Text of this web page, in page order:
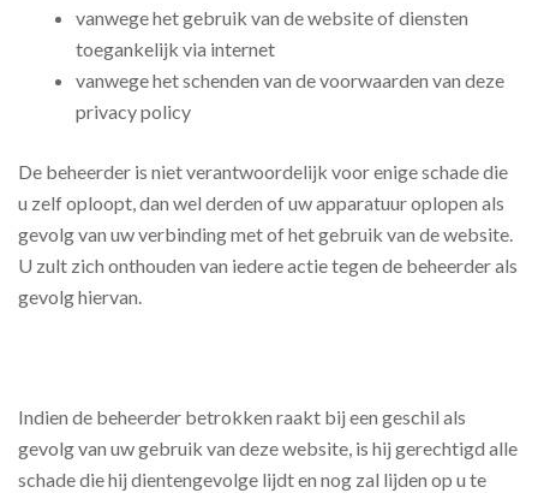
vanwege het gebruik van de website of diensten
toegankelijk via internet
vanwege het schenden van de voorwaarden van deze
privacy policy
De beheerder is niet verantwoordelijk voor enige schade die
u zelf oploopt, dan wel derden of uw apparatuur oplopen als
gevolg van uw verbinding met of het gebruik van de website.
U zult zich onthouden van iedere actie tegen de beheerder als
gevolg hiervan.
Indien de beheerder betrokken raakt bij een geschil als
gevolg van uw gebruik van deze website, is hij gerechtigd alle
schade die hij dientengevolge lijdt en nog zal lijden op u te